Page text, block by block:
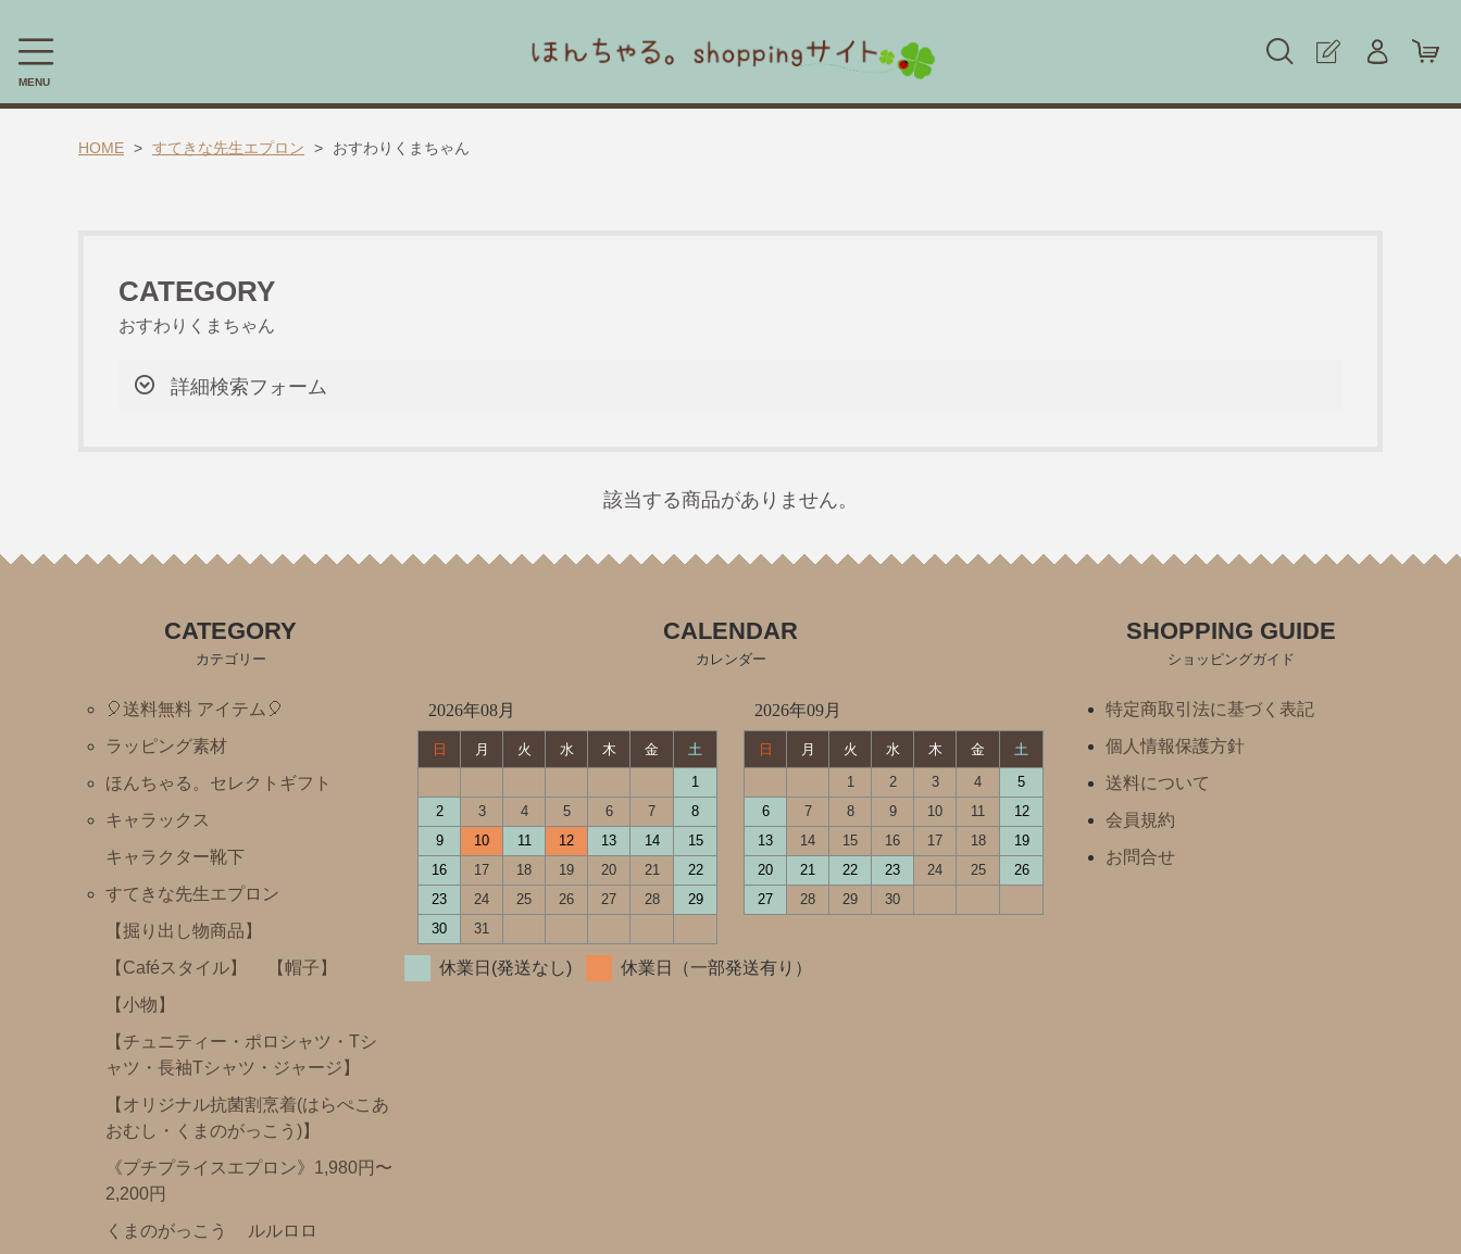
MENU
ほんちゃる。セレクトギフト
キャラックス
【小物】
【オリジナル抗菌割烹着(はらぺこあおむし・くまのがっこう)】
くまのがっこう
ルルロロ
はらぺこあおむし
こぐまちゃんえほん
11ぴきのねこ
めがねうさぎ・ねないこだれだ・おばけのてんぷら
ねずみくんのチョッキ
ムーミン＆リトルミイ
わたしのワンピース
フレデリック・レオレオニ
きんぎょがにげた
ぶたのたね
おさるのジョージ
HOME すてきな先生エプロン おすわりくまちゃん
CATEGORY
おすわりくまちゃん
詳細検索フォーム
該当する商品がありません。
CATEGORY
カテゴリー
🎈送料無料 アイテム🎈
ラッピング素材
ほんちゃる。セレクトギフト
キャラックス
キャラクター靴下
すてきな先生エプロン
【掘り出し物商品】
【Caféスタイル】
【帽子】
【小物】
【チュニティー・ポロシャツ・Tシ
ャツ・長袖Tシャツ・ジャージ】
【オリジナル抗菌割烹着(はらぺこあ
おむし・くまのがっこう)】
《プチプライスエプロン》1,980円〜
2,200円
くまのがっこう
ルルロロ
CALENDAR
カレンダー
2026年08月
日 月 火 水 木 金
土
1
2
3 4 5 6 7
8
9
10 11 12 13 14
15
16
17 18 19 20 21
22
23
24 25 26 27 28
29
30
31
2026年09月
日 月 火 水 木 金
土
1
2 3 4
5
6
7 8 9 10 11
12
13
14 15 16 17 18
19
20
21 22 23 24 25
26
27
28 29 30
休業日(発送なし) 休業日（一部発送有り）
SHOPPING GUIDE
ショッピングガイド
特定商取引法に基づく表記
個人情報保護方針
送料について
会員規約
お問合せ